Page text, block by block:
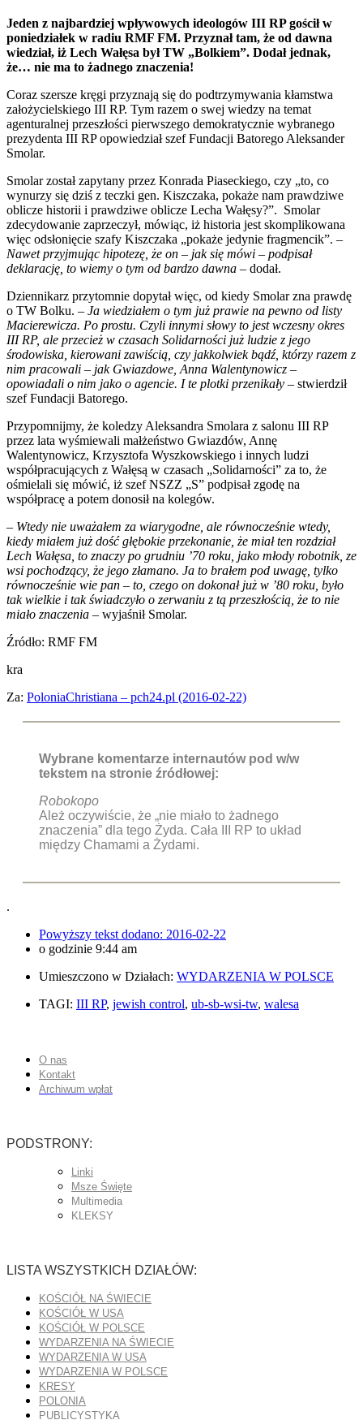
Jeden z najbardziej wpływowych ideologów III RP gościł w
poniedziałek w radiu RMF FM. Przyznał tam, że od dawna
wiedział, iż Lech Wałęsa był TW „Bolkiem”. Dodał jednak,
że… nie ma to żadnego znaczenia!
Coraz szersze kręgi przyznają się do podtrzymywania kłamstwa
założycielskiego III RP. Tym razem o swej wiedzy na temat
agenturalnej przeszłości pierwszego demokratycznie wybranego
prezydenta III RP opowiedział szef Fundacji Batorego Aleksander
Smolar.
Smolar został zapytany przez Konrada Piaseckiego, czy „to, co
wynurzy się dziś z teczki gen. Kiszczaka, pokaże nam prawdziwe
oblicze historii i prawdziwe oblicze Lecha Wałęsy?”. Smolar
zdecydowanie zaprzeczył, mówiąc, iż historia jest skomplikowana
więc odsłonięcie szafy Kiszczaka „pokaże jedynie fragmencik”. –
Nawet przyjmując hipotezę, że on – jak się mówi – podpisał
deklarację, to wiemy o tym od bardzo dawna – dodał.
Dziennikarz przytomnie dopytał więc, od kiedy Smolar zna prawdę
o TW Bolku. – Ja wiedziałem o tym już prawie na pewno od listy
Macierewicza. Po prostu. Czyli innymi słowy to jest wczesny okres
III RP, ale przecież w czasach Solidarności już ludzie z jego
środowiska, kierowani zawiścią, czy jakkolwiek bądź, którzy razem z
nim pracowali – jak Gwiazdowe, Anna Walentynowicz –
opowiadali o nim jako o agencie. I te plotki przenikały – stwierdził
szef Fundacji Batorego.
Przypomnijmy, że koledzy Aleksandra Smolara z salonu III RP
przez lata wyśmiewali małżeństwo Gwiazdów, Annę
Walentynowicz, Krzysztofa Wyszkowskiego i innych ludzi
współpracujących z Wałęsą w czasach „Solidarności” za to, że
ośmielali się mówić, iż szef NSZZ „S” podpisał zgodę na
współpracę a potem donosił na kolegów.
– Wtedy nie uważałem za wiarygodne, ale równocześnie wtedy,
kiedy miałem już dość głębokie przekonanie, że miał ten rozdział
Lech Wałęsa, to znaczy po grudniu ’70 roku, jako młody robotnik, ze
wsi pochodzący, że jego złamano. Ja to brałem pod uwagę, tylko
równocześnie wie pan – to, czego on dokonał już w ’80 roku, było
tak wielkie i tak świadczyło o zerwaniu z tą przeszłością, że to nie
miało znaczenia – wyjaśnił Smolar.
Źródło: RMF FM
kra
Za: PoloniaChristiana – pch24.pl (2016-02-22)
Wybrane komentarze internautów pod w/w
tekstem na stronie źródłowej:
Robokopo
Ależ oczywiście, że „nie miało to żadnego
znaczenia” dla tego Żyda. Cała III RP to układ
między Chamami a Żydami.
.
Powyższy tekst dodano: 2016-02-22
o godzinie 9:44 am
Umieszczono w Działach: WYDARZENIA W POLSCE
TAGI: III RP, jewish control, ub-sb-wsi-tw, walesa
O nas
Kontakt
Archiwum wpłat
PODSTRONY:
Linki
Msze Święte
Multimedia
KLEKSY
LISTA WSZYSTKICH DZIAŁÓW:
KOŚCIÓŁ NA ŚWIECIE
KOŚCIÓŁ W USA
KOŚCIÓŁ W POLSCE
WYDARZENIA NA ŚWIECIE
WYDARZENIA W USA
WYDARZENIA W POLSCE
KRESY
POLONIA
PUBLICYSTYKA